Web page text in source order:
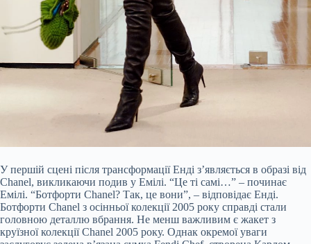
У першій сцені після трансформації Енді з’являється в образі від
Chanel, викликаючи подив у Емілі. “Це ті самі…” – починає
Емілі. “Ботфорти Chanel? Так, це вони”, – відповідає Енді.
Ботфорти Chanel з осінньої колекції 2005 року справді стали
головною деталлю вбрання. Не менш важливим є жакет з
круїзної колекції Chanel 2005 року. Однак окремої уваги